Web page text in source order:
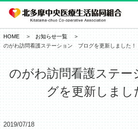
HOME
お知らせ一覧
のがわ訪問看護ステーション ブログを更新しました！
のがわ訪問看護ステ
グを更新しまし
2019/07/18